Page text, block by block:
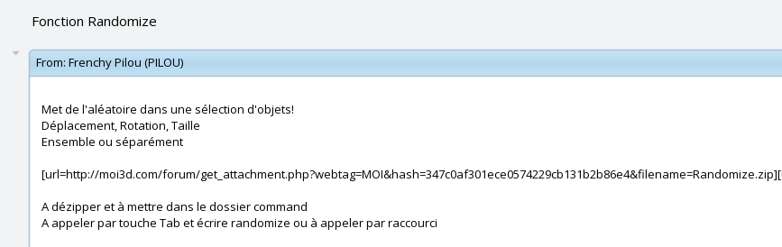
Fonction Randomize
From: Frenchy Pilou (PILOU)
Met de l'aléatoire dans une sélection d'objets!
Déplacement, Rotation, Taille
Ensemble ou séparément
[url=http://moi3d.com/forum/
A dézipper et à mettre dans le dossier command
A appeler par touche Tab et écrire randomize ou à appeler par raccourci